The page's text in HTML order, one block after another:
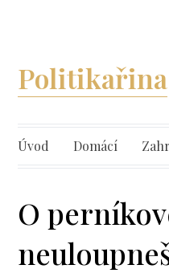
Politikařina
Úvod Domácí
O